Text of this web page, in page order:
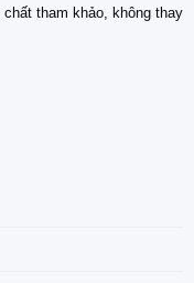
tham khảo, không thay